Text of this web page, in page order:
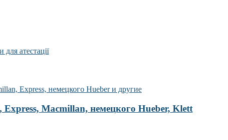
Macmillan, немецкого Hueber, Klett